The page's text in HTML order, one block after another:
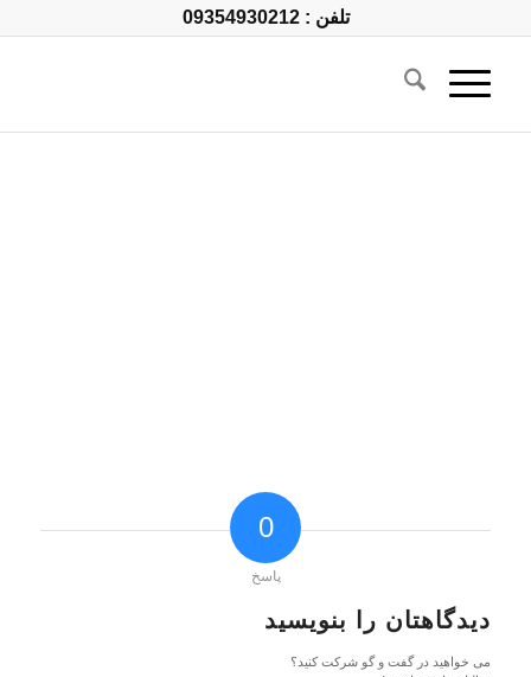
تلفن : 09354930212
0
پاسخ
دیدگاهتان را بنویسید
می خواهید در گفت و گو شرکت کنید؟